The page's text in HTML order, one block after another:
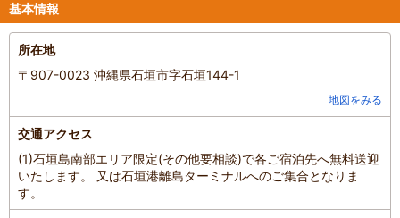
基本情報
所在地
〒907-0023 沖縄県石垣市字石垣144-1
地図をみる
交通アクセス
(1)石垣島南部エリア限定(その他要相談)で各ご宿泊先へ無料送迎
いたします。 又は石垣港離島ターミナルへのご集合となりま
す。